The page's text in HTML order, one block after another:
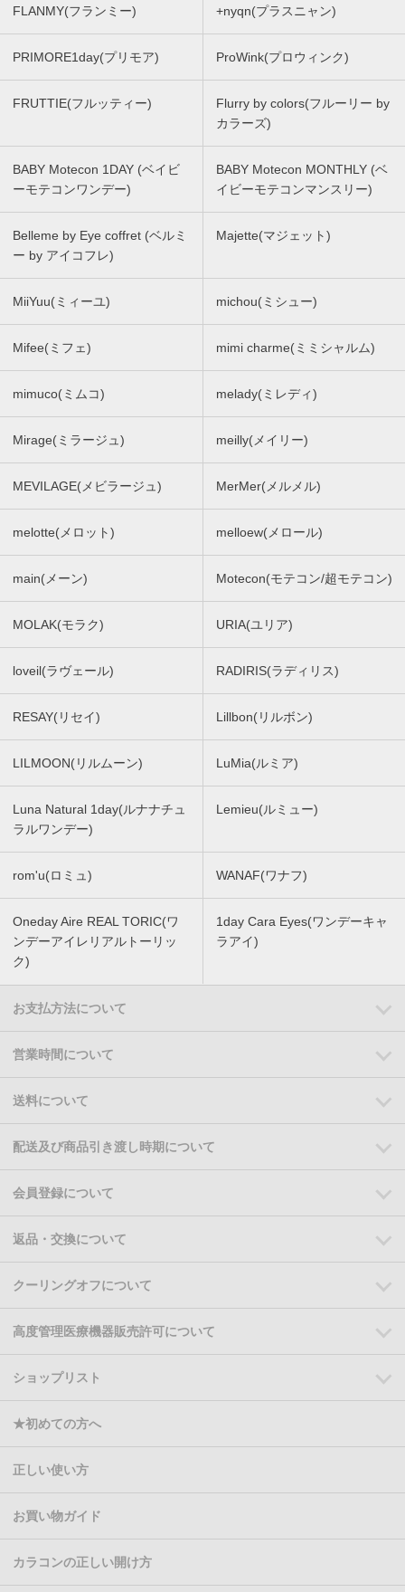
FLANMY(フランミー) +nyqn(プラスニャン)
PRIMORE1day(プリモア) ProWink(プロウィンク)
FRUTTIE(フルッティー)
Flurry by colors(フルーリー by
カラーズ)
BABY Motecon 1DAY (ベイビ
ーモテコンワンデー)
BABY Motecon MONTHLY (ベ
イビーモテコンマンスリー)
Belleme by Eye coffret (ベルミ
ー by アイコフレ)
Majette(マジェット)
MiiYuu(ミィーユ) michou(ミシュー)
Mifee(ミフェ) mimi charme(ミミシャルム)
mimuco(ミムコ) melady(ミレディ)
Mirage(ミラージュ) meilly(メイリー)
MEVILAGE(メビラージュ) MerMer(メルメル)
melotte(メロット) melloew(メロール)
main(メーン) Motecon(モテコン/超モテコン)
MOLAK(モラク) URIA(ユリア)
loveil(ラヴェール) RADIRIS(ラディリス)
RESAY(リセイ) Lillbon(リルボン)
LILMOON(リルムーン) LuMia(ルミア)
Luna Natural 1day(ルナナチュ
ラルワンデー)
Lemieu(ルミュー)
rom'u(ロミュ) WANAF(ワナフ)
Oneday Aire REAL TORIC(ワ
ンデーアイレリアルトーリッ
ク)
1day Cara Eyes(ワンデーキャ
ラアイ)
お支払方法について
営業時間について
送料について
配送及び商品引き渡し時期について
会員登録について
返品・交換について
クーリングオフについて
高度管理医療機器販売許可について
ショップリスト
★初めての方へ
正しい使い方
お買い物ガイド
カラコンの正しい開け方